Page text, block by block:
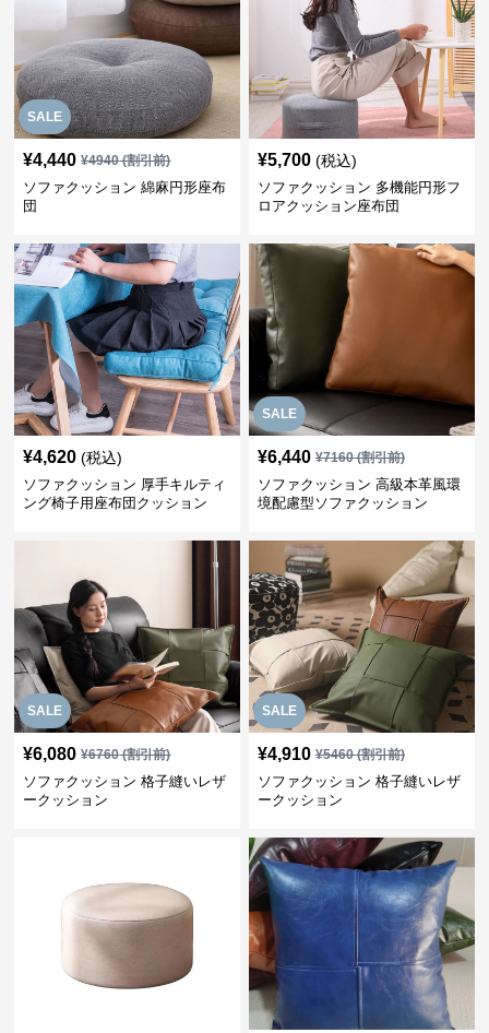
SALE
¥4,440 ¥4940(割引前)
ソファクッション 綿麻円形座布
団
¥5,700 (税込)
ソファクッション 多機能円形フ
ロアクッション座布団
¥4,620 (税込)
ソファクッション 厚手キルティ
ング椅子用座布団クッション
SALE
¥6,440 ¥7160(割引前)
ソファクッション 高級本革風環
境配慮型ソファクッション
SALE
¥6,080 ¥6760(割引前)
ソファクッション 格子縫いレザ
ークッション
SALE
¥4,910 ¥5460(割引前)
ソファクッション 格子縫いレザ
ークッション